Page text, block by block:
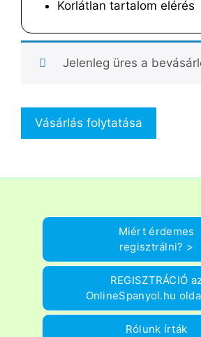
Korlátlan tartalom elérés
Jelenleg üres a
Vásárlás folytatása
Miért érdemes
regisztrálni? >
REGISZTRÁCIÓ
OnlineSpanyol.hu
Rólunk írták